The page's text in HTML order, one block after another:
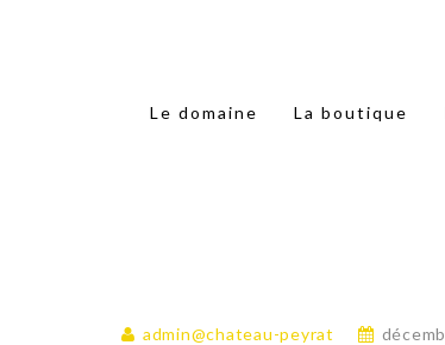
Le domaine La boutique
admin@chateau-peyrat